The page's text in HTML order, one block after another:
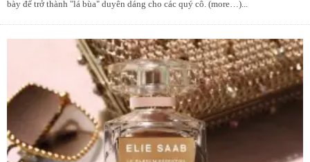
bày để trở thành "lá bùa" duyên dáng cho các quý cô. (more…)...